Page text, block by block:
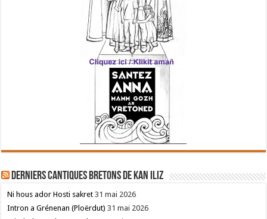
Derniers cantiques bretons de Kan Iliz
Ni hous ador Hosti sakret 31 mai 2026
Intron a Grénenan (Ploërdut) 31 mai 2026